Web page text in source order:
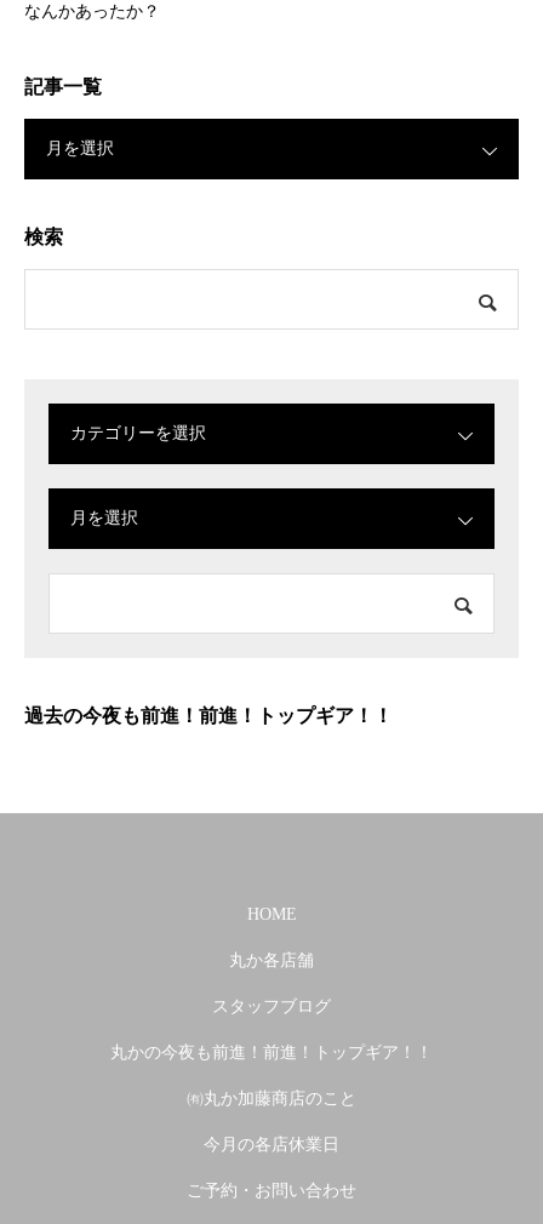
なんかあったか？
記事一覧
月を選択
検索
カテゴリーを選択
月を選択
過去の今夜も前進！前進！トップギア！！
HOME
丸か各店舗
スタッフブログ
丸かの今夜も前進！前進！トップギア！！
㈲丸か加藤商店のこと
今月の各店休業日
ご予約・お問い合わせ